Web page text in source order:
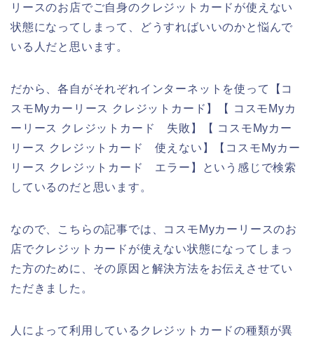
リースのお店でご自身のクレジットカードが使えない
状態になってしまって、どうすればいいのかと悩んで
いる人だと思います。
だから、各自がそれぞれインターネットを使って【コ
スモMyカーリース クレジットカード】【 コスモMyカ
ーリース クレジットカード 失敗】【 コスモMyカー
リース クレジットカード 使えない】【コスモMyカー
リース クレジットカード エラー】という感じで検索
しているのだと思います。
なので、こちらの記事では、コスモMyカーリースのお
店でクレジットカードが使えない状態になってしまっ
た方のために、その原因と解決方法をお伝えさせてい
ただきました。
人によって利用しているクレジットカードの種類が異